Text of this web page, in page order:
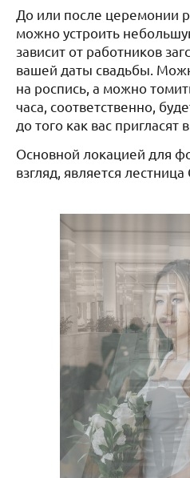
До или после церемонии
можно устроить
зависит от работников
вашей даты свадьбы.
на роспись, а можно
часа, соответственно,
до того как вас пригласят в
Основной локацией для
взгляд, является лестница